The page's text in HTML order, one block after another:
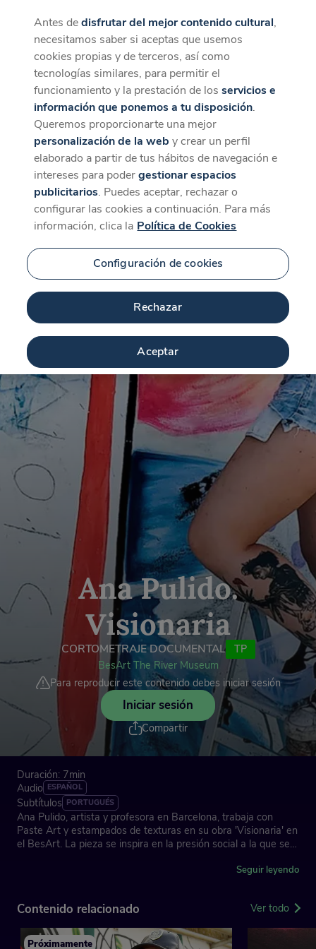
CaixaForum+
La mejor experiencia desde la App
Descargar
Ana Pulido.
Visionaria
CORTOMETRAJE DOCUMENTAL
TP
BesArt The River Museum
Para reproducir este contenido debes iniciar sesión
Iniciar sesión
Compartir
Duración: 7min
Audio ESPAÑOL
Subtítulos PORTUGUÉS
Ana Pulido, artista y profesora en Barcelona, trabaja con
Paste Art y estampados de texturas en su obra 'Visionaria' en
el BesArt. La pieza se inspira en la presión social a la que se
valor del museo al aire libre como un espacio pedagógico que
BesArt The River Museum: el museo de arte urbano más
Seguir leyendo
Contenido relacionado Ver todo
Próximamente
Antes dedisfrutar del mejor contenido cultural,
necesitamos saber si aceptas que usemos
cookies propias y de terceros, así como
tecnologías similares, para permitir el
funcionamiento y la prestación de losservicios e
información que ponemos a tu disposición.
Queremos proporcionarte una mejor
personalización de la web y crear un perfil
elaborado a partir de tus hábitos de navegación e
intereses para podergestionar espacios
publicitarios. Puedes aceptar, rechazar o
configurar las cookies a continuación. Para más
información, clica la Política de Cookies
Configuración de cookies
Rechazar
Aceptar